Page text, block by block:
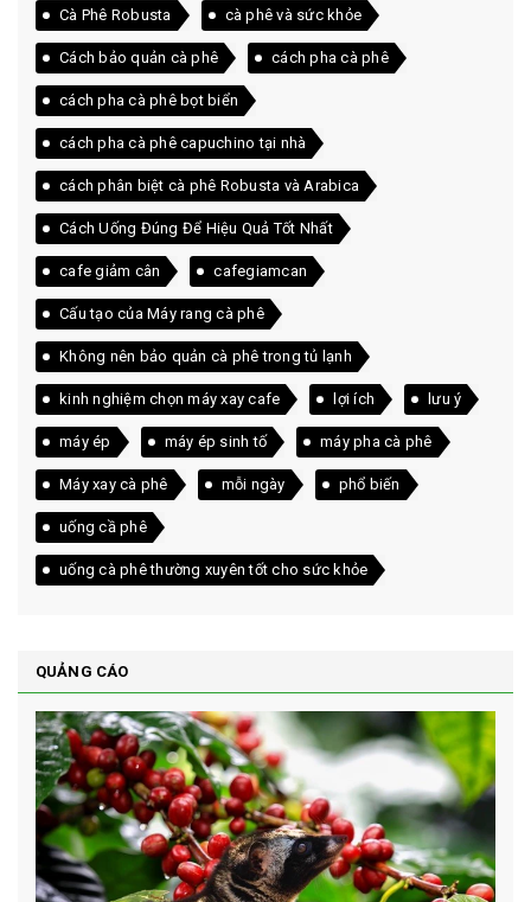
Cà Phê Robusta cà phê và sức khỏe
Cách bảo quản cà phê cách pha cà phê
cách pha cà phê bọt biển
cách pha cà phê capuchino tại nhà
cách phân biệt cà phê Robusta và Arabica
Cách Uống Đúng Để Hiệu Quả Tốt Nhất
cafe giảm cân cafegiamcan
Cấu tạo của Máy rang cà phê
Không nên bảo quản cà phê trong tủ lạnh
kinh nghiệm chọn máy xay cafe lợi ích lưu ý
máy ép máy ép sinh tố máy pha cà phê
Máy xay cà phê mỗi ngày phổ biến
uống cầ phê
uống cà phê thường xuyên tốt cho sức khỏe
QUẢNG CÁO